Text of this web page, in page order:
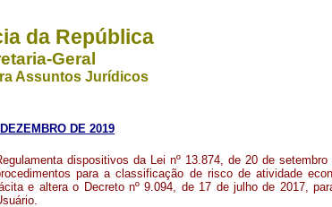
da República
Geral
Assuntos Jurídicos
DE 2019
dispositivos da Lei nº 13.874, de 20 de
para a classificação de risco de atividade
e altera o Decreto nº 9.094, de 17 de julho de 2017,